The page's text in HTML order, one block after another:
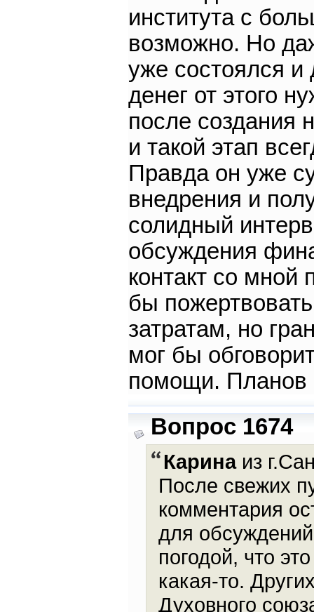
института с
возможно. Но
уже состоялся и
денег от этого
после создания
и такой этап
Правда он уже
внедрения и
солидный
обсуждения
контакт со мной
бы
затратам, но
мог бы
помощи. Планов
Вопрос 1674
Каринаиз
После свежих
комментария
для обсуждений
погодой, что
какая-то.
Духовного